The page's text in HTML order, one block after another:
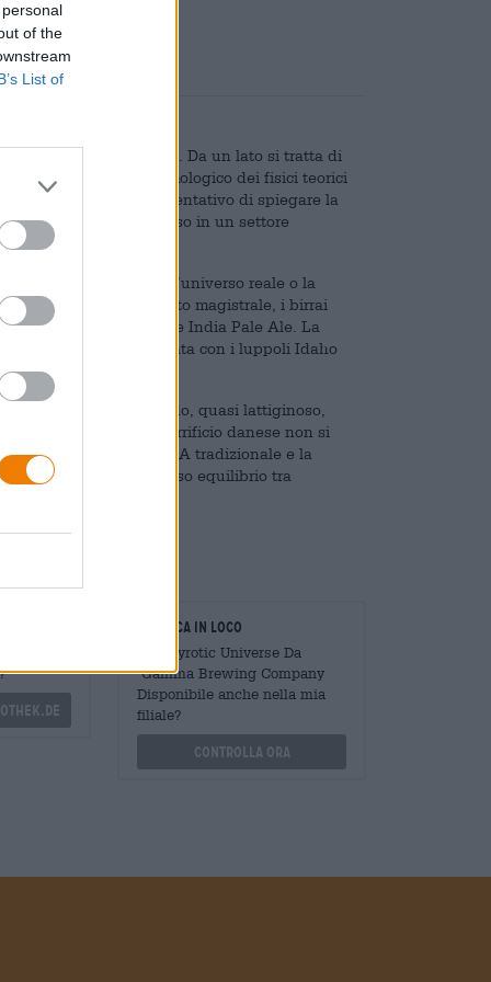
of the
List of
ambiti specialistici. Da un lato si tratta di
di un modello cosmologico dei fisici teorici
alla scienza un altro tentativo di spiegare la
è recentemente apparso in un settore
la fisica quantistica, l’universo reale o la
della birra. In un atto magistrale, i birrai
una magnifica Double India Pale Ale. La
ed è aromatizzata con i luppoli Idaho
riccamente torbido, quasi lattiginoso,
di gusto, il team del birrificio danese non si
gusto classici di una IPA tradizionale e la
e un armonioso equilibrio tra
Verifica in loco
È Ekpyrotic Universe Da
Gamma Brewing Company
Disponibile anche nella mia
filiale?
Controlla ora